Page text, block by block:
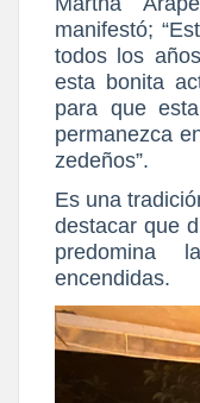
manifestó;
todos los
esta bonita
para que
permanezca
zedeños”.
Es una
destacar que
predomina
encendidas.